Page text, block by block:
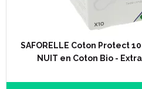
SAFORELLE Coton Protect
NUIT en Coton Bio -